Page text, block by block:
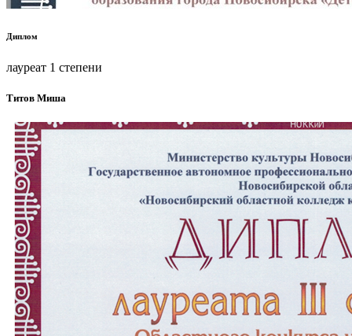
Диплом
лауреат 1 степени
Титов Миша